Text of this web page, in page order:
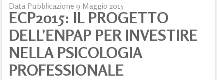
Data Pubblicazione 9 Maggio 2015
ECP2015: IL PROGETTO
DELL’ENPAP PER INVESTIRE
NELLA PSICOLOGIA
PROFESSIONALE